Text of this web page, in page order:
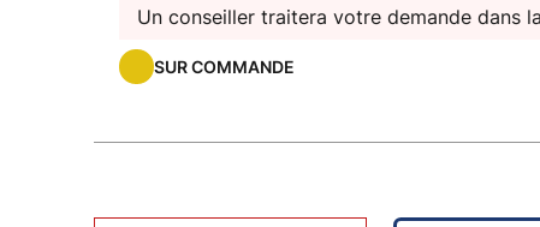
Un conseiller traitera votre demande dans
SUR COMMANDE